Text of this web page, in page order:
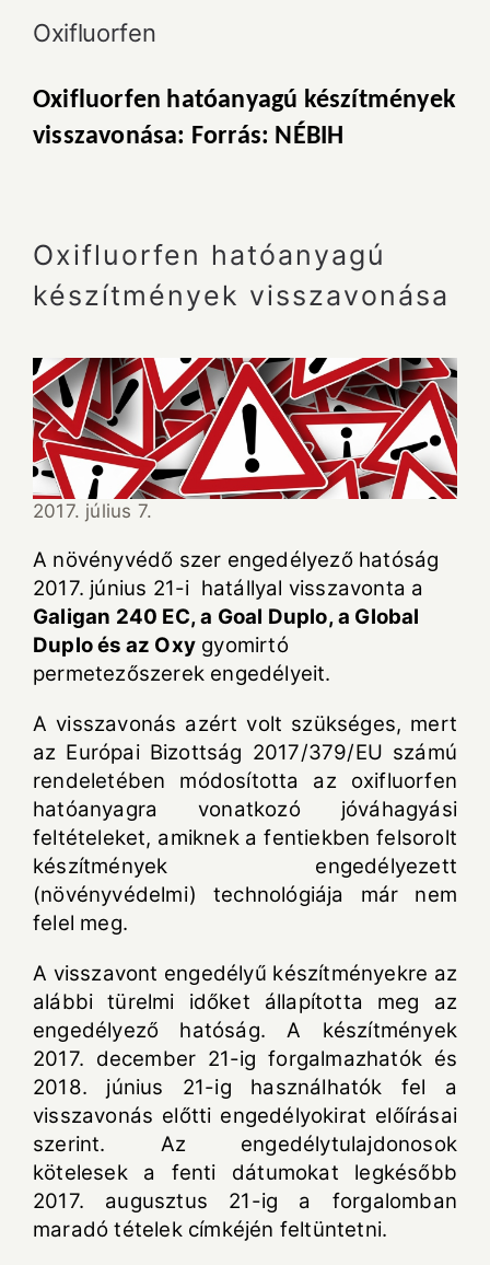
Oxifluorfen
Oxifluorfen hatóanyagú készítmények
visszavonása: Forrás: NÉBIH
Oxifluorfen hatóanyagú
készítmények visszavonása
2017. július 7.
A növényvédő szer engedélyező hatóság
2017. június 21-i hatállyal visszavonta a
Galigan 240 EC, a Goal Duplo, a Global
Duplo és az Oxy gyomirtó
permetezőszerek engedélyeit.
A visszavonás azért volt szükséges, mert
az Európai Bizottság 2017/379/EU számú
rendeletében módosította az oxifluorfen
hatóanyagra vonatkozó jóváhagyási
feltételeket, amiknek a fentiekben felsorolt
készítmények engedélyezett
(növényvédelmi) technológiája már nem
felel meg.
A visszavont engedélyű készítményekre az
alábbi türelmi időket állapította meg az
engedélyező hatóság. A készítmények
2017. december 21-ig forgalmazhatók és
2018. június 21-ig használhatók fel a
visszavonás előtti engedélyokirat előírásai
szerint. Az engedélytulajdonosok
kötelesek a fenti dátumokat legkésőbb
2017. augusztus 21-ig a forgalomban
maradó tételek címkéjén feltüntetni.